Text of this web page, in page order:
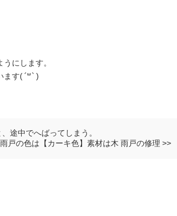
にします。
す( ´꒳​` )
途中でへばってしまう。
雨戸の色は【カーキ色】素材は木 雨戸の修理 >>